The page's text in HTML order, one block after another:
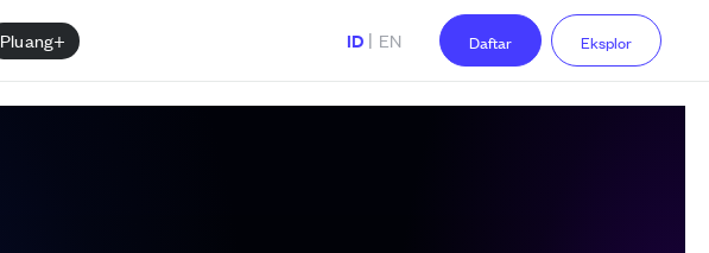
Pluang+ ID | EN Daftar Eksplor